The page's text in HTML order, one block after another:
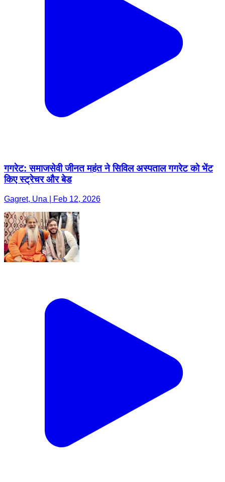
गगरेट: समाजसेवी जीनत महंत ने सिविल अस्पताल गगरेट को भेंट
किए स्ट्रेचर और बेड
Gagret, Una | Feb 12, 2026